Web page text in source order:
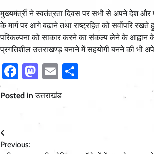
मुख्यमंत्री ने स्वतंत्रता दिवस पर सभी से अपने देश और
के मार्ग पर आगे बढ़ाने तथा राष्ट्रहित को सर्वाेपरि
परिकल्पना को साकार करने का संकल्प लेने के आह्वान
प्रगतिशील उत्तराखण्ड़ बनाने में सहयोगी बनने की भी
Facebook
Mastodon
Email
Posted inउत्तराखंड
Post
Previous: